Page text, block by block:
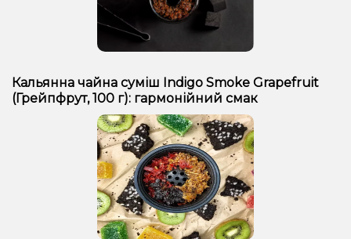
Кальянна чайна суміш Indigo Smoke Grapefruit
(Грейпфрут, 100 г): гармонійний смак